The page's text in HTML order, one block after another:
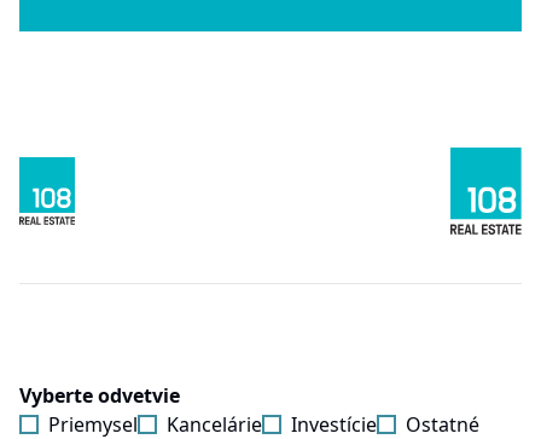
Vyberte odvetvie
Priemysel
Kancelárie Investície Ostatné